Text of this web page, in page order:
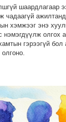
шаардлагаар
чадаагүй
хэмжээг энэ
нэмэгдүүлж олгох
гэрээгүй бол